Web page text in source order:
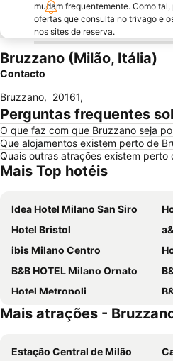
mudam frequentemente. Como
ofertas que consulta no trivago e
nos sites de reserva.
Bruzzano (Milão, Itália)
Contacto
Bruzzano, 20161,
Perguntas frequentes
O que faz com que Bruzzano seja
Que alojamentos existem perto de
Quais outras atrações existem perto
Mais Top hotéis
Idea Hotel Milano San Siro
Hotel Bristol
ibis Milano Centro
B&B HOTEL Milano Ornato
Hotel Metropoli
iH Hotels Milano Gioia
Hotel Berna
Mais atrações -
Estação Central de Milão